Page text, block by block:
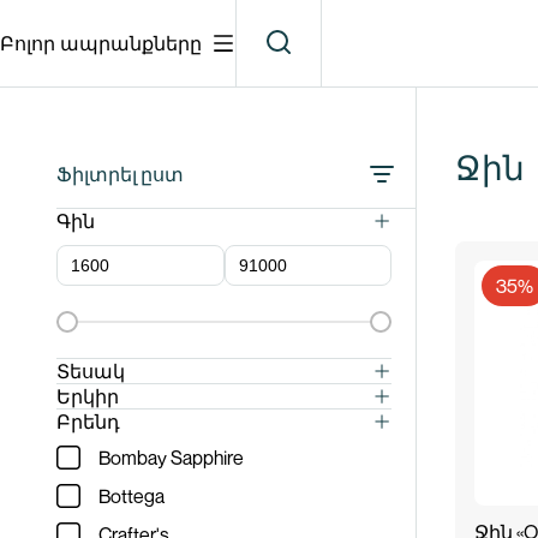
Բոլոր ապրանքները
Ֆիլտրել ըստ
Գին
Տեսակ
Չոր
Լոնդոն Դրայ
Հնեցված
Երկիր
Բելգիա
Էստոնիա
Իսպանիա
Բրենդ
Bombay Sapphire
Bottega
Ջին
35%
Ջին